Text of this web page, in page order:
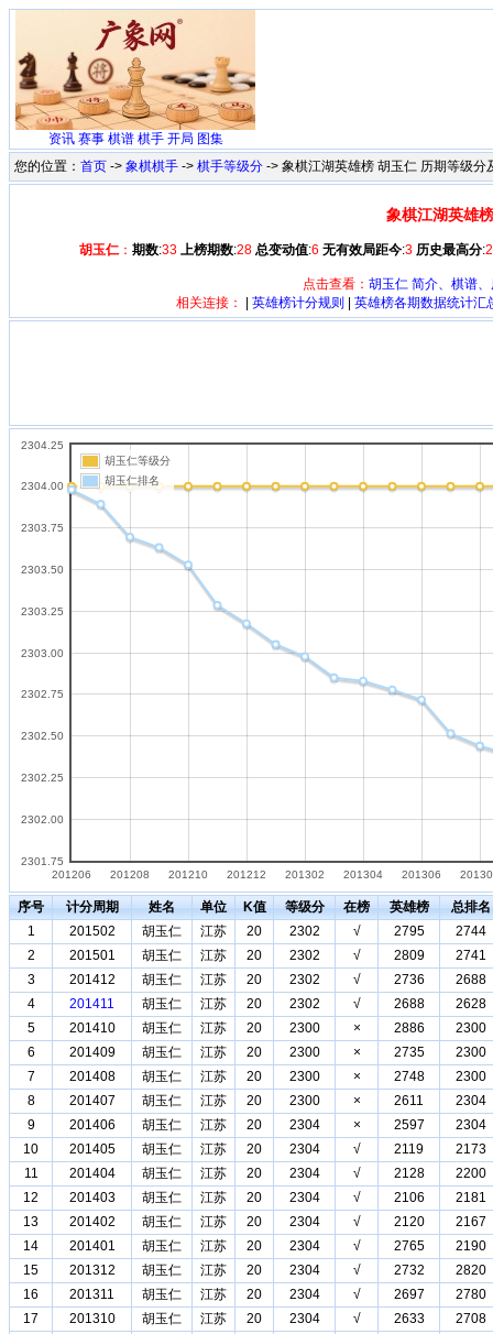
资讯 赛事 棋谱 棋手 开局 图集
您的位置： 首页 -> 象棋棋手 -> 棋手等级分 -> 象棋江湖英雄榜 胡玉仁 历期等级分
象棋江湖英雄
胡玉仁： 期数:33 上榜期数:28 总变动值:6 无有效局距今:3 历史最高分:
点击查看： 胡玉仁 简介、棋谱
相关连接：
英雄榜计分规则 英雄榜各期数据统计汇
201206 201208 201210 201212 201302 201304 201306
2301.75
2302.00
2302.25
2302.50
2302.75
2303.00
2303.25
2303.50
2303.75
2304.00
2304.25
胡玉仁等级分
胡玉仁排名
序号 计分周期 姓名 单位 K值 等级分 在榜 英雄榜
总排名
1
201502 胡玉仁 江苏 20 2302 √ 2795
2744
2
201501 胡玉仁 江苏 20 2302 √ 2809
2741
3
201412 胡玉仁 江苏 20 2302 √ 2736
2688
4
201411 胡玉仁 江苏 20 2302 √ 2688
2628
5
201410 胡玉仁 江苏 20 2300 × 2886
2300
6
201409 胡玉仁 江苏 20 2300 × 2735
2300
7
201408 胡玉仁 江苏 20 2300 × 2748
2300
8
201407 胡玉仁 江苏 20 2300 × 2611
2304
9
201406 胡玉仁 江苏 20 2304 × 2597
2304
10
201405 胡玉仁 江苏 20 2304 √ 2119
2173
11
201404 胡玉仁 江苏 20 2304 √ 2128
2200
12
201403 胡玉仁 江苏 20 2304 √ 2106
2181
13
201402 胡玉仁 江苏 20 2304 √ 2120
2167
14
201401 胡玉仁 江苏 20 2304 √ 2765
2190
15
201312 胡玉仁 江苏 20 2304 √ 2732
2820
16
201311 胡玉仁 江苏 20 2304 √ 2697
2780
17
201310 胡玉仁 江苏 20 2304 √ 2633
2708